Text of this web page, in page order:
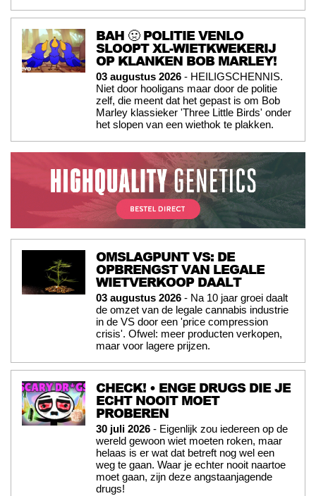
BAH 🤢 POLITIE VENLO
SLOOPT XL-WIETKWEKERIJ
OP KLANKEN BOB MARLEY!
03 augustus 2026 - HEILIGSCHENNIS.
Niet door hooligans maar door de politie
zelf, die meent dat het gepast is om Bob
Marley klassieker 'Three Little Birds' onder
het slopen van een wiethok te plakken.
OMSLAGPUNT VS: DE
OPBRENGST VAN LEGALE
WIETVERKOOP DAALT
03 augustus 2026 - Na 10 jaar groei daalt
de omzet van de legale cannabis industrie
in de VS door een 'price compression
crisis'. Ofwel: meer producten verkopen,
maar voor lagere prijzen.
CHECK! • ENGE DRUGS DIE JE
ECHT NOOIT MOET
PROBEREN
30 juli 2026 - Eigenlijk zou iedereen op de
wereld gewoon wiet moeten roken, maar
helaas is er wat dat betreft nog wel een
weg te gaan. Waar je echter nooit naartoe
moet gaan, zijn deze angstaanjagende
drugs!